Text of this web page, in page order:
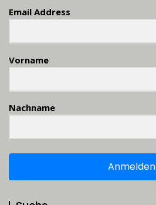
Email Address
Vorname
Nachname
Anmelden